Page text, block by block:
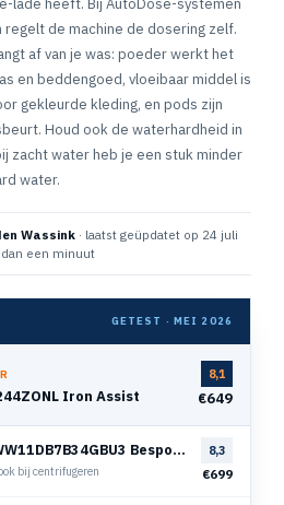
lade heeft. Bij AutoDose-systemen
regelt de machine de dosering zelf.
af van je was: poeder werkt het
en beddengoed, vloeibaar middel is
gekleurde kleding, en pods zijn
Houd ook de waterhardheid in
zacht water heb je een stuk minder
water.
Wassink · laatst geüpdatet op 24 juli
een minuut
GETEST · MEI 2026
Iron Assist
8,1
€649
Samsung WW11DB7B34GBU3 Bespoke Super Speed
bij centrifugeren
8,3
€699